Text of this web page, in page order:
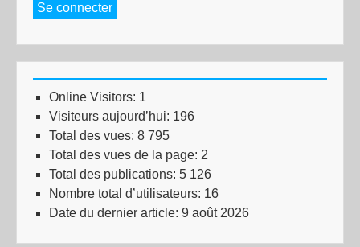
Se connecter
Online Visitors: 1
Visiteurs aujourd’hui: 196
Total des vues: 8 795
Total des vues de la page: 2
Total des publications: 5 126
Nombre total d’utilisateurs: 16
Date du dernier article: 9 août 2026